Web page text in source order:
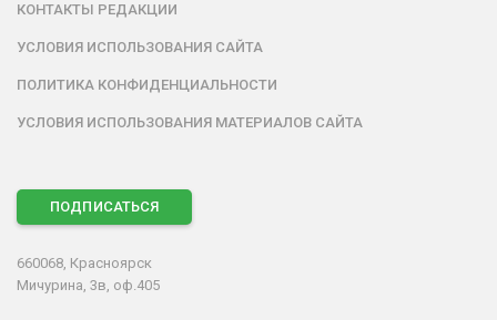
КОНТАКТЫ РЕДАКЦИИ
УСЛОВИЯ ИСПОЛЬЗОВАНИЯ САЙТА
ПОЛИТИКА КОНФИДЕНЦИАЛЬНОСТИ
УСЛОВИЯ ИСПОЛЬЗОВАНИЯ МАТЕРИАЛОВ САЙТА
ПОДПИСАТЬСЯ
660068, Красноярск
Мичурина, 3в, оф.405